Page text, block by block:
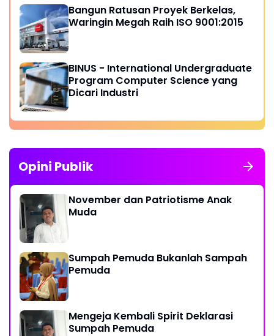
Bangun Ratusan Proyek Berkelas,
Waringin Megah Raih ISO 9001:2015
BINUS - International Undergraduate
Program Computer Science yang
Dicari Industri
Opini Publik
November dan Patriotisme Anak
Muda
Sumpah Pemuda Bukanlah Sampah
Pemuda
Mengeja Kembali Spirit Deklarasi
Sumpah Pemuda